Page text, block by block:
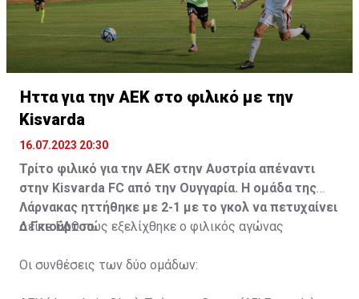
Ήττα για την ΑΕΚ στο φιλικό με την
Kisvarda
16.07.2023 20:30
Τρίτο φιλικό για την ΑΕΚ στην Αυστρία απέναντι
στην Kisvarda FC από την Ουγγαρία. Η ομάδα της
Λάρνακας ηττήθηκε με 2-1 με το γκολ να πετυχαίνει
ο Γκιούρτσο.
ΔείτεΕΔΩπώς εξελίχθηκε ο φιλικός αγώνας
Οι συνθέσεις των δύο ομάδων: